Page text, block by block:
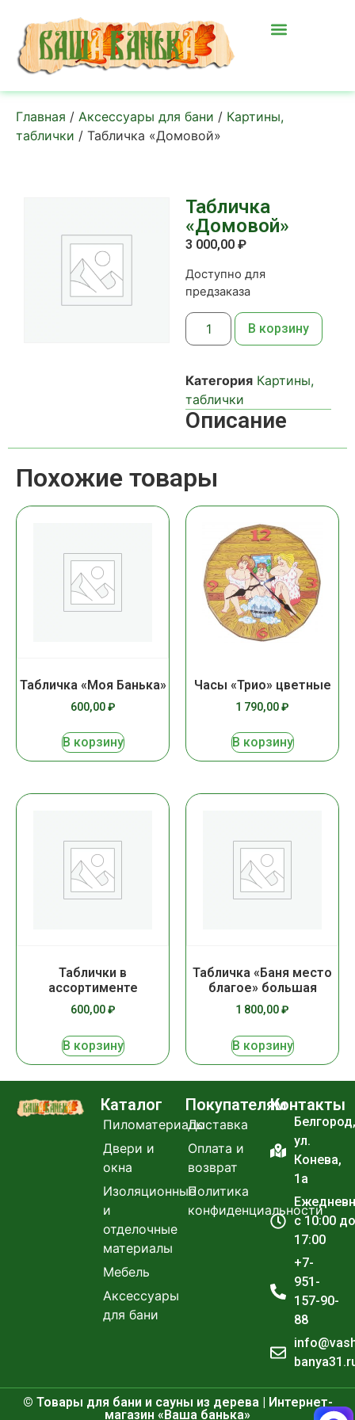
Главная / Аксессуары для бани / Картины,
таблички / Табличка «Домовой»
Табличка
«Домовой»
3 000,00 ₽
Доступно для
предзаказа
В корзину
Категория Картины,
таблички
Описание
Похожие товары
Табличка «Моя Банька»
600,00₽
В корзину
Часы «Трио» цветные
1 790,00₽
В корзину
Таблички в
ассортименте
600,00₽
В корзину
Табличка «Баня место
благое» большая
1 800,00₽
В корзину
Каталог
Пиломатериалы
Двери и
окна
Изоляционные
и
отделочные
материалы
Мебель
Аксессуары
для бани
Покупателям
Доставка
Оплата и
возврат
Политика
конфиденциальности
Контакты
Белгород,
ул.
Конева,
1а
с 10:00 до
17:00
+7-
951-
157-90-
88
© Товары для бани и сауны из дерева | Интернет-
магазин «Ваша банька»